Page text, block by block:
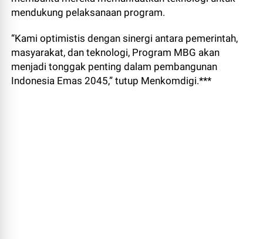
mendukung pelaksanaan program.
“Kami optimistis dengan sinergi antara pemerintah,
masyarakat, dan teknologi, Program MBG akan
menjadi tonggak penting dalam pembangunan
Indonesia Emas 2045,” tutup Menkomdigi.***